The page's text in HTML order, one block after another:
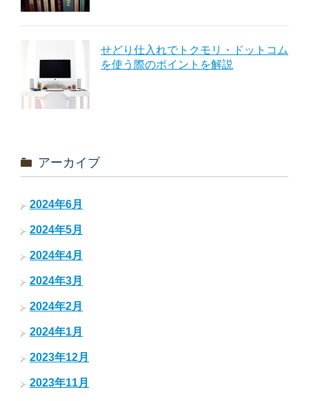
せどり仕入れでトクモリ・ドットコム
を使う際のポイントを解説
アーカイブ
2024年6月
2024年5月
2024年4月
2024年3月
2024年2月
2024年1月
2023年12月
2023年11月